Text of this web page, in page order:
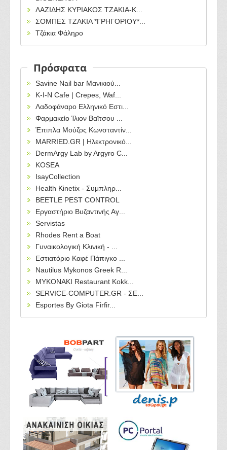
ΛΑΖΙΔΗΣ ΚΥΡΙΑΚΟΣ ΤΖΑΚΙΑ-Κ...
ΣΟΜΠΕΣ ΤΖΑΚΙΑ *ΓΡΗΓΟΡΙΟΥ*...
Τζάκια Φάληρο
Πρόσφατα
Savine Nail bar Μανικιού...
Κ-Ι-Ν Cafe | Crepes, Waf...
Λαδοφάναρο Ελληνικό Εστι...
Φαρμακείο Ίλιον Βαϊτσου ...
Έπιπλα Μούζος Κωνσταντίν...
MARRIED.GR | Ηλεκτρονικό...
DermArgy Lab by Argyro C...
KOSEA
IsayCollection
Health Kinetix - Συμπληρ...
BEETLE PEST CONTROL
Εργαστήριο Βυζαντινής Αγ...
Servistas
Rhodes Rent a Boat
Γυναικολογική Κλινική - ...
Εστιατόριο Καφέ Πάπιγκο ...
Nautilus Mykonos Greek R...
MYKONAKI Restaurant Kokk...
SERVICE-COMPUTER.GR - ΣΕ...
Esportes By Giota Firfir...